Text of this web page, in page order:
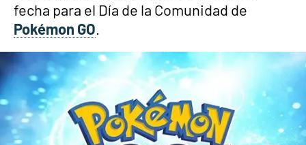
fecha para el Día de la Comunidad de
Pokémon GO